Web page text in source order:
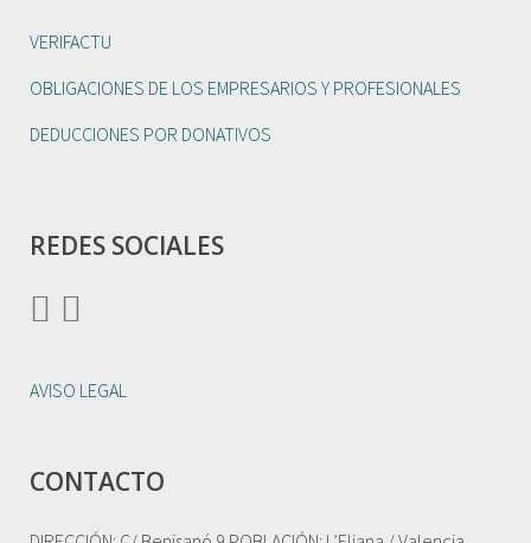
VERIFACTU
OBLIGACIONES DE LOS EMPRESARIOS Y PROFESIONALES
DEDUCCIONES POR DONATIVOS
REDES SOCIALES
AVISO LEGAL
CONTACTO